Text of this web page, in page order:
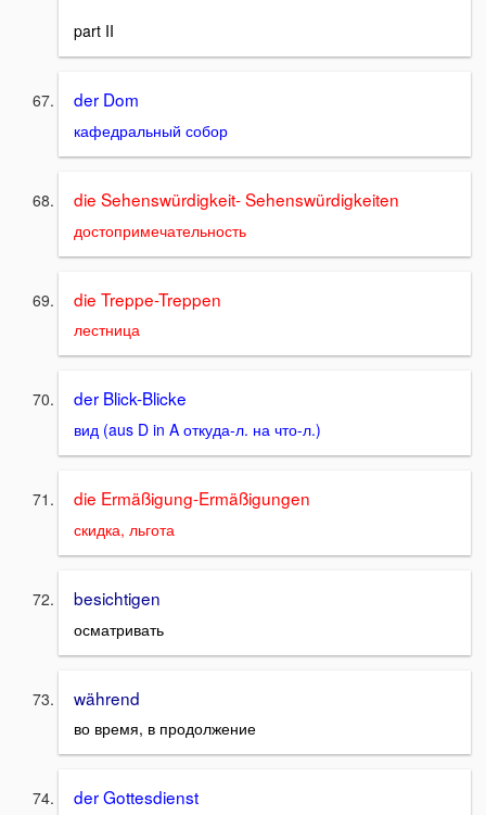
part II
der Dom
кафедральный собор
die Sehenswürdigkeit-Sehenswürdigkeiten
достопримечательность
die Treppe-Treppen
лестница
der Blick-Blicke
вид (aus D in A откуда-л. на что-л.)
die Ermäßigung-Ermäßigungen
скидка, льгота
besichtigen
осматривать
während
во время, в продолжение
der Gottesdienst